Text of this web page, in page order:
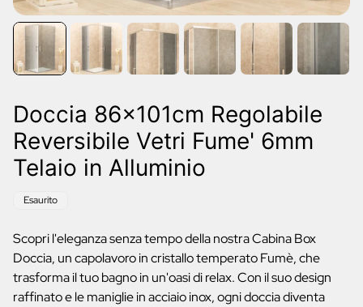
Doccia 86x101cm Regolabile
Reversibile Vetri Fume' 6mm
Telaio in Alluminio
Etichetta
Esaurito
Scopri l'eleganza senza tempo della nostra Cabina Box
Doccia, un capolavoro in cristallo temperato Fumè, che
trasforma il tuo bagno in un'oasi di relax. Con il suo design
raffinato e le maniglie in acciaio inox, ogni doccia diventa